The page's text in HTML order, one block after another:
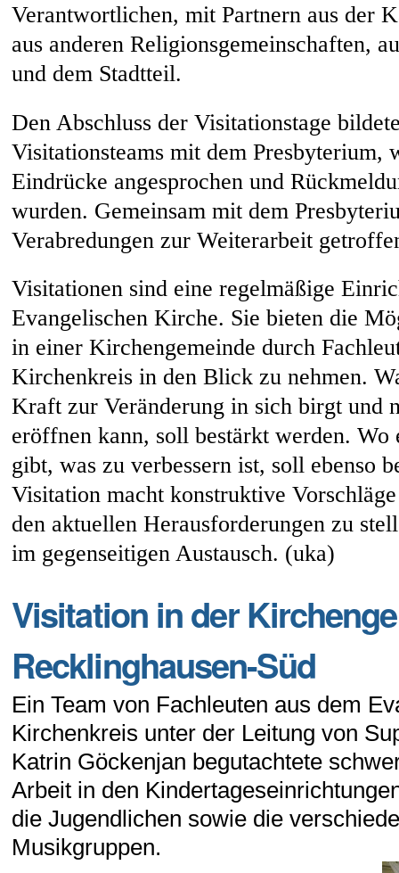
Verantwortlichen, mit Partnern aus der
aus anderen Religionsgemeinschaften,
und dem Stadtteil.
Den Abschluss der Visitationstage
Visitationsteams mit dem Presbyterium,
Eindrücke angesprochen und
wurden. Gemeinsam mit dem
Verabredungen zur Weiterarbeit
Visitationen sind eine regelmäßige
Evangelischen Kirche. Sie bieten die
in einer Kirchengemeinde durch
Kirchenkreis in den Blick zu nehmen.
Kraft zur Veränderung in sich birgt und
eröffnen kann, soll bestärkt werden. Wo
gibt, was zu verbessern ist, soll ebenso
Visitation macht konstruktive
den aktuellen Herausforderungen zu
im gegenseitigen Austausch. (uka)
Visitation in der
Recklinghausen-Süd
Ein Team von Fachleuten aus dem
Kirchenkreis unter der Leitung von
Katrin Göckenjan begutachtete
Arbeit in den
die Jugendlichen sowie die
Musikgruppen.